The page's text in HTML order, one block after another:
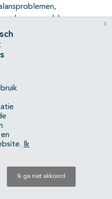
geheugenproblemen,
incontinentie)
beperkingen
netwerk
verloren hebben of
of
sterk is
wordt verwezen naar
ouderen.
Ik
Ik ga niet akkoord
x